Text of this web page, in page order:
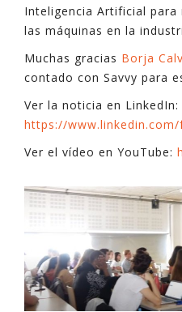
Inteligencia Artificial
las máquinas en la
Muchas gracias Borja
contado con Savvy para
Ver la noticia en LinkedIn:
https://
Ver el vídeo en YouTube: